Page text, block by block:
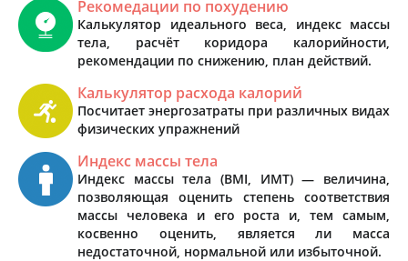
Рекомедации по похудению
Калькулятор идеального веса, индекс массы
тела, расчёт коридора калорийности,
рекомендации по снижению, план действий.
Калькулятор расхода калорий
Посчитает энергозатраты при различных видах
физических упражнений
Индекс массы тела
Индекс массы тела (BMI, ИМТ) — величина,
позволяющая оценить степень соответствия
массы человека и его роста и, тем самым,
косвенно оценить, является ли масса
недостаточной, нормальной или избыточной.